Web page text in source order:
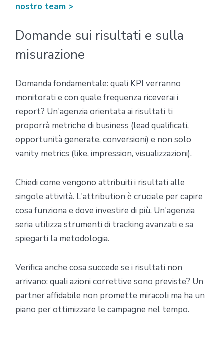
nostro team >
Domande sui risultati e sulla
misurazione
Domanda fondamentale: quali KPI verranno
monitorati e con quale frequenza riceverai i
report? Un'agenzia orientata ai risultati ti
proporrà metriche di business (lead qualificati,
opportunità generate, conversioni) e non solo
vanity metrics (like, impression, visualizzazioni).
Chiedi come vengono attribuiti i risultati alle
singole attività. L'attribution è cruciale per capire
cosa funziona e dove investire di più. Un'agenzia
seria utilizza strumenti di tracking avanzati e sa
spiegarti la metodologia.
Verifica anche cosa succede se i risultati non
arrivano: quali azioni correttive sono previste? Un
partner affidabile non promette miracoli ma ha un
piano per ottimizzare le campagne nel tempo.